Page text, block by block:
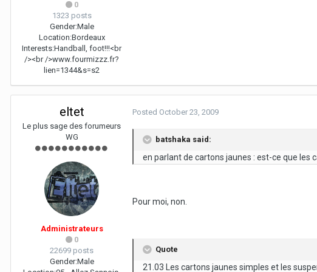
0
1323 posts
Gender:Male
Location:Bordeaux
Interests:Handball, foot!!!<br
/><br />www.fourmizzz.fr?
lien=1344&s=s2
eltet
Le plus sage des forumeurs
WG
Administrateurs
0
22699 posts
Gender:Male
Posted October 23, 2009
batshaka said:
en parlant de cartons jaunes : est-ce que les
Pour moi, non.
Quote
21.03 Les cartons jaunes simples et les